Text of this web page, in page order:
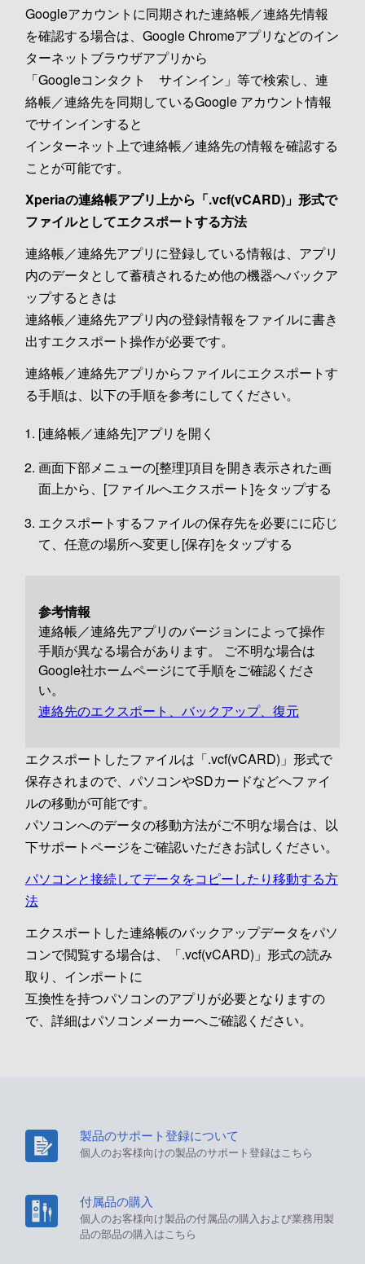
Googleアカウントに同期された連絡帳／連絡先情報
を確認する場合は、Google Chromeアプリなどのイン
ターネットブラウザアプリから
「Googleコンタクト サインイン」等で検索し、連
絡帳／連絡先を同期しているGoogle アカウント情報
でサインインすると
インターネット上で連絡帳／連絡先の情報を確認する
ことが可能です。
Xperiaの連絡帳アプリ上から「.vcf(vCARD)」形式で
ファイルとしてエクスポートする方法
連絡帳／連絡先アプリに登録している情報は、アプリ
内のデータとして蓄積されるため他の機器へバックア
ップするときは
連絡帳／連絡先アプリ内の登録情報をファイルに書き
出すエクスポート操作が必要です。
連絡帳／連絡先アプリからファイルにエクスポートす
る手順は、以下の手順を参考にしてください。
[連絡帳／連絡先]アプリを開く
画面下部メニューの[整理]項目を開き表示された画
面上から、[ファイルへエクスポート]をタップする
エクスポートするファイルの保存先を必要にに応じ
て、任意の場所へ変更し[保存]をタップする
参考情報
連絡帳／連絡先アプリのバージョンによって操作
手順が異なる場合があります。 ご不明な場合は
Google社ホームページにて手順をご確認くださ
い。
連絡先のエクスポート、バックアップ、復元
エクスポートしたファイルは「.vcf(vCARD)」形式で
保存されまので、パソコンやSDカードなどへファイ
ルの移動が可能です。
パソコンへのデータの移動方法がご不明な場合は、以
下サポートページをご確認いただきお試しください。
パソコンと接続してデータをコピーしたり移動する方
法
エクスポートした連絡帳のバックアップデータをパソ
コンで閲覧する場合は、「.vcf(vCARD)」形式の読み
取り、インポートに
互換性を持つパソコンのアプリが必要となりますの
で、詳細はパソコンメーカーへご確認ください。
製品のサポート登録について
個人のお客様向けの製品のサポート登録はこちら
付属品の購入
個人のお客様向け製品の付属品の購入および業務用製
品の部品の購入はこちら